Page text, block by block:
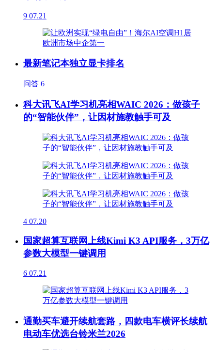
9 07.21
最新笔记本独立显卡排名
问答 6
科大讯飞AI学习机亮相WAIC 2026：做孩子
的“智能伙伴”，让因材施教触手可及
4 07.20
国家超算互联网上线Kimi K3 API服务，3万亿
参数大模型一键调用
6 07.21
通勤买车避开续航套路，四款电车横评长续航
电动车优选台铃米兰2026